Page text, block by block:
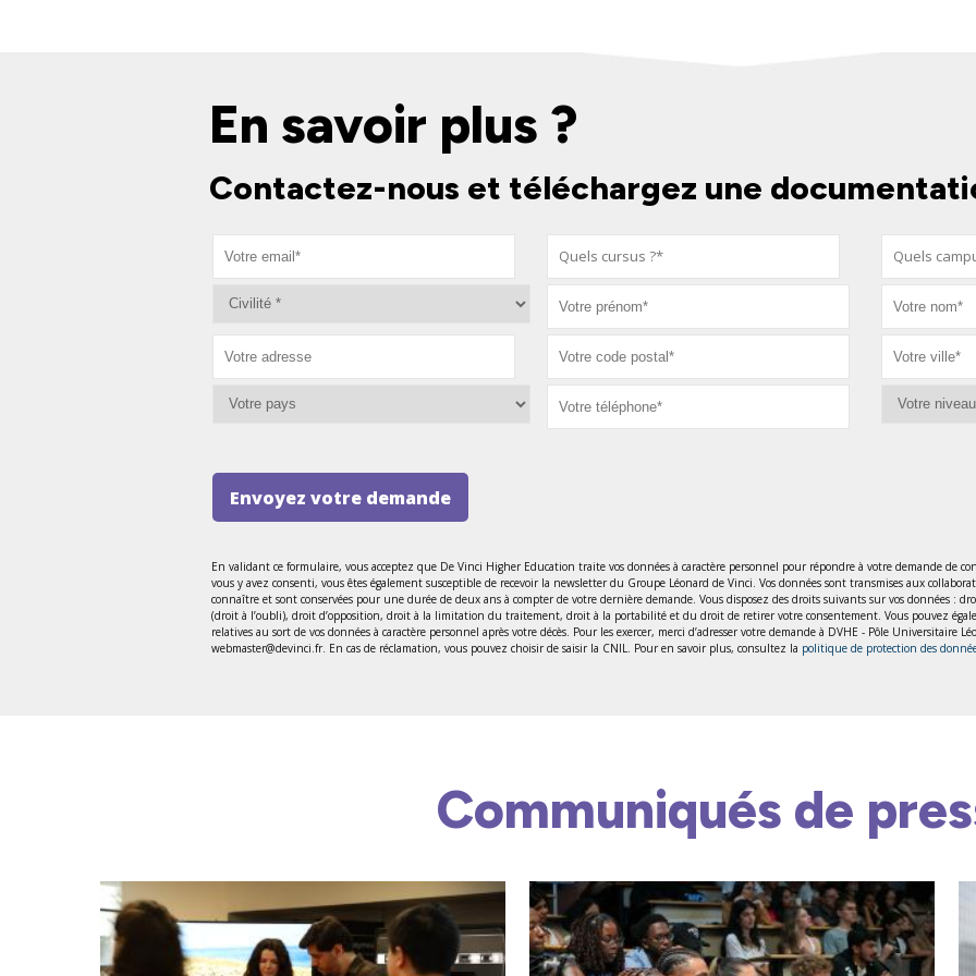
En savoir plus ?
Contactez-nous et téléchargez une
Envoyez votre demande
En validant ce formulaire, vous acceptez que De Vinci Higher Education traite vos données à caractère personnel pour répondre à votre demande de
vous y avez consenti, vous êtes également susceptible de recevoir la newsletter du Groupe Léonard de Vinci. Vos données sont transmises aux
connaître et sont conservées pour une durée de deux ans à compter de votre dernière demande. Vous disposez des droits suivants sur vos données :
(droit à l’oubli), droit d’opposition, droit à la limitation du traitement, droit à la portabilité et du droit de retirer votre consentement. Vous pouvez
relatives au sort de vos données à caractère personnel après votre décès. Pour les exercer, merci d’adresser votre demande à DVHE - Pôle Universitaire
webmaster@devinci.fr. En cas de réclamation, vous pouvez choisir de saisir la CNIL. Pour en savoir plus, consultez la politique de protection des
Communiqués de